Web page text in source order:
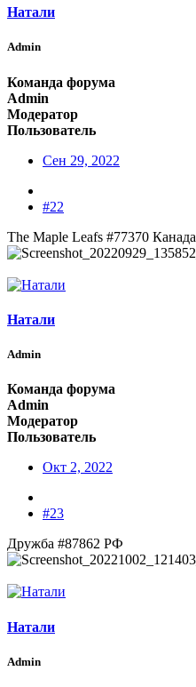
Натали
Admin
Команда форума
Admin
Модератор
Пользователь
Сен 29, 2022
#22
The Maple Leafs #77370 Канада
Натали
Admin
Команда форума
Admin
Модератор
Пользователь
Окт 2, 2022
#23
Дружба #87862 РФ
Натали
Admin